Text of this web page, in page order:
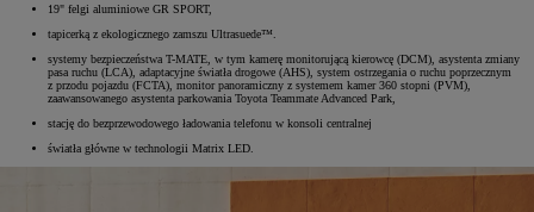
19" felgi aluminiowe GR SPORT,
tapicerką z ekologicznego zamszu Ultrasuede™.
systemy bezpieczeństwa T-MATE, w tym kamerę monitorującą kierowcę (DCM), asystenta zmiany
pasa ruchu (LCA), adaptacyjne światła drogowe (AHS), system ostrzegania o ruchu poprzecznym
z przodu pojazdu (FCTA), monitor panoramiczny z systemem kamer 360 stopni (PVM),
zaawansowanego asystenta parkowania Toyota Teammate Advanced Park,
stację do bezprzewodowego ładowania telefonu w konsoli centralnej
światła główne w technologii Matrix LED.